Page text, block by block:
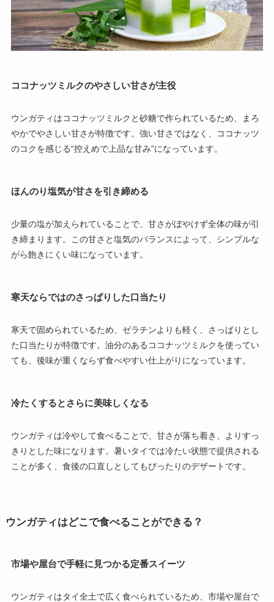
ココナッツミルクのやさしい甘さが主役
ウンガティはココナッツミルクと砂糖で作られているため、まろ
やかでやさしい甘さが特徴です。強い甘さではなく、ココナッツ
のコクを感じる“控えめで上品な甘み”になっています。
ほんのり塩気が甘さを引き締める
少量の塩が加えられていることで、甘さがぼやけず全体の味が引
き締まります。この甘さと塩気のバランスによって、シンプルな
がら飽きにくい味になっています。
寒天ならではのさっぱりした口当たり
寒天で固められているため、ゼラチンよりも軽く、さっぱりとし
た口当たりが特徴です。油分のあるココナッツミルクを使ってい
ても、後味が重くならず食べやすい仕上がりになっています。
冷たくするとさらに美味しくなる
ウンガティは冷やして食べることで、甘さが落ち着き、よりすっ
きりとした味になります。暑いタイでは冷たい状態で提供される
ことが多く、食後の口直しとしてもぴったりのデザートです。
ウンガティはどこで食べることができる？
市場や屋台で手軽に見つかる定番スイーツ
ウンガティはタイ全土で広く食べられているため、市場や屋台で